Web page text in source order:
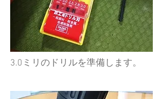
3.0ミリのドリルを準備します。